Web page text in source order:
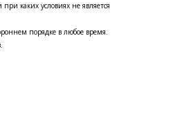
каких условиях не является
порядке в любое время.